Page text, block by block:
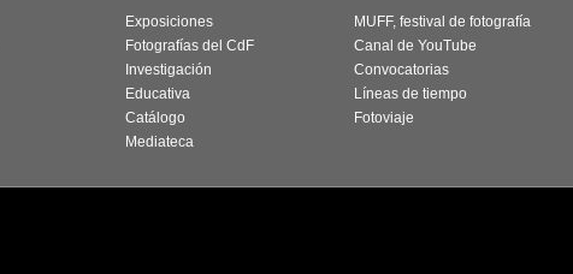
Exposiciones
Fotografías del CdF
Investigación
Educativa
Catálogo
Mediateca
MUFF, festival de fotografía
Canal de YouTube
Convocatorias
Líneas de tiempo
Fotoviaje